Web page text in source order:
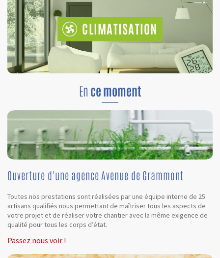
CLIMATISATION
En ce moment
Ouverture d'une agence Avenue de Grammont
Toutes nos prestations sont réalisées par une équipe interne de 25
artisans qualifiés nous permettant de maîtriser tous les aspects de
votre projet et de réaliser votre chantier avec la même exigence de
qualité pour tous les corps d’état.
Passez nous voir !